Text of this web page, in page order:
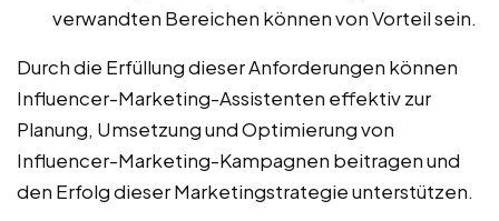
verwandten Bereichen können von Vorteil sein.
Durch die Erfüllung dieser Anforderungen können
Influencer-Marketing-Assistenten effektiv zur
Planung, Umsetzung und Optimierung von
Influencer-Marketing-Kampagnen beitragen und
den Erfolg dieser Marketingstrategie unterstützen.